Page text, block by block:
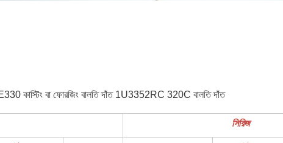
E330 কাস্টিং বা ফোরজিং বালতি দাঁত 1U3352RC 320C বালতি দাঁত
সিরিজ